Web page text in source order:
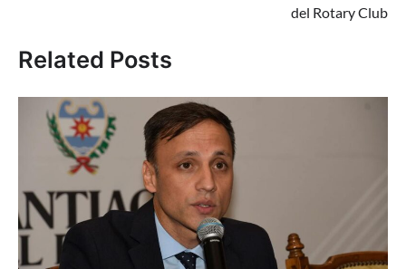
del Rotary Club
Related Posts